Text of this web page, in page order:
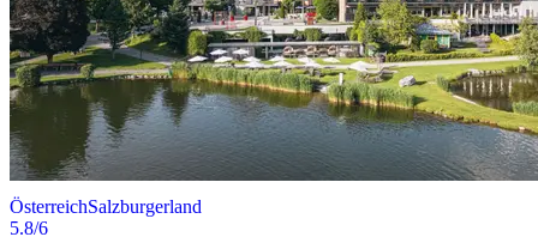
ÖsterreichSalzburgerland
5.8/6